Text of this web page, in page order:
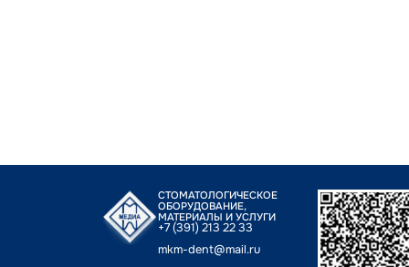
СТОМАТОЛОГИЧЕСКОЕ
ОБОРУДОВАНИЕ,
МАТЕРИАЛЫ И УСЛУГИ
+7 (391) 213 22 33
mkm-dent@mail.ru